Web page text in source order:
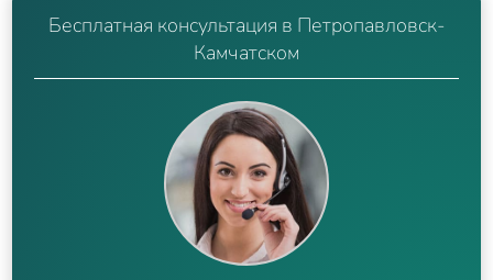
Бесплатная консультация в Петропавловск-
Камчатском